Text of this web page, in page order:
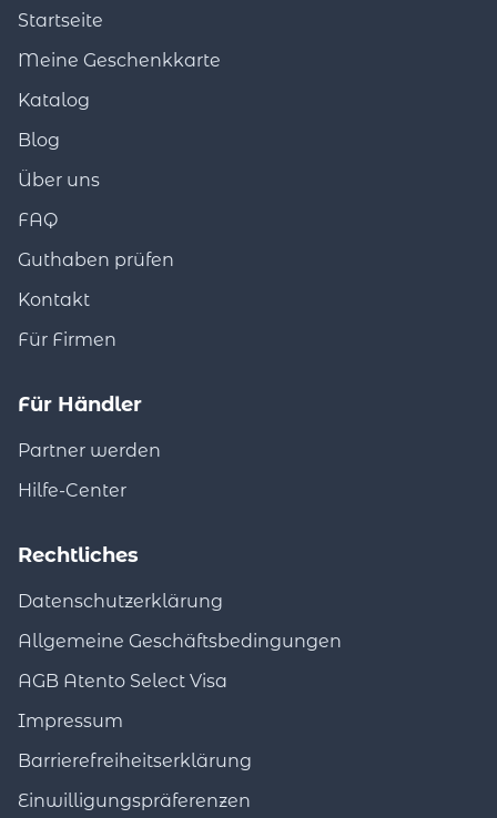
Startseite
Meine Geschenkkarte
Katalog
Blog
Über uns
FAQ
Guthaben prüfen
Kontakt
Für Firmen
Für Händler
Partner werden
Hilfe-Center
Rechtliches
Datenschutzerklärung
Allgemeine Geschäftsbedingungen
AGB Atento Select Visa
Impressum
Barrierefreiheitserklärung
Einwilligungspräferenzen